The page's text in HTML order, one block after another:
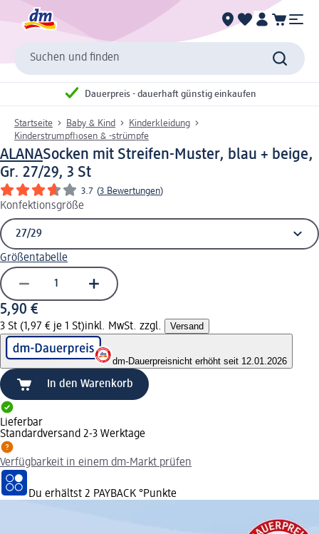
Suchen und finden
Dauerpreis - dauerhaft günstig einkaufen
Startseite Baby & Kind
Kinderkleidung
Kinderstrumpfhosen & -strümpfe
ALANASocken mit Streifen-Muster, blau + beige,
Gr. 27/29, 3 St
3.7 (3 Bewertungen)
Konfektionsgröße
Größentabelle
5,90 €
3 St (1,97 € je 1 St)inkl. MwSt. zzgl. Versand
dm-Dauerpreisnicht erhöht seit 12.01.2026
In den Warenkorb
Lieferbar
Standardversand 2-3 Werktage
Verfügbarkeit in einem dm-Markt prüfen
Du erhältst 2 PAYBACK °Punkte